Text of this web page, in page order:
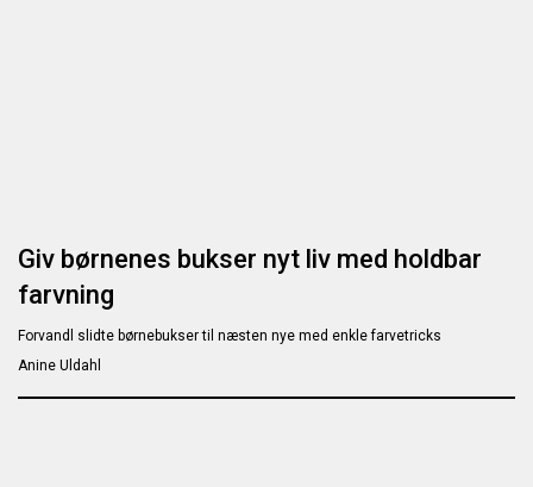
Giv børnenes bukser nyt liv med holdbar
farvning
Forvandl slidte børnebukser til næsten nye med enkle farvetricks
Anine Uldahl